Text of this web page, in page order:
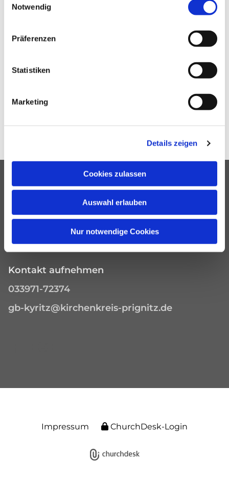
Notwendig
Präferenzen
Statistiken
Marketing
Details zeigen
Cookies zulassen
Auswahl erlauben
Nur notwendige Cookies
Johann-Sebastian-Bach-Straße 51
Kontakt aufnehmen
033971-72374
gb-kyritz@kirchenkreis-prignitz.de
Impressum ChurchDesk-Login